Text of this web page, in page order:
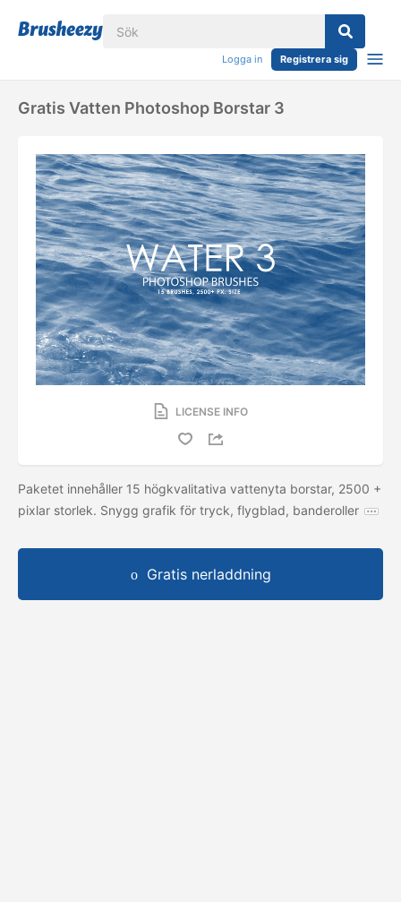
Logga in Registrera sig
Gratis Vatten Photoshop Borstar 3
LICENSE INFO
Paketet innehåller 15 högkvalitativa vattenyta borstar, 2500 +
pixlar storlek. Snygg grafik för tryck, flygblad, banderoller
Gratis nerladdning